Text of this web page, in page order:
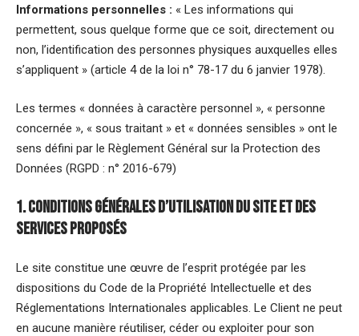
Informations personnelles : « Les informations qui
permettent, sous quelque forme que ce soit, directement ou
non, l’identification des personnes physiques auxquelles elles
s’appliquent » (article 4 de la loi n° 78-17 du 6 janvier 1978).
Les termes « données à caractère personnel », « personne
concernée », « sous traitant » et « données sensibles » ont le
sens défini par le Règlement Général sur la Protection des
Données (RGPD : n° 2016-679)
1. Conditions générales d’utilisation du site et des
services proposés
Le site constitue une œuvre de l’esprit protégée par les
dispositions du Code de la Propriété Intellectuelle et des
Réglementations Internationales applicables. Le Client ne peut
en aucune manière réutiliser, céder ou exploiter pour son